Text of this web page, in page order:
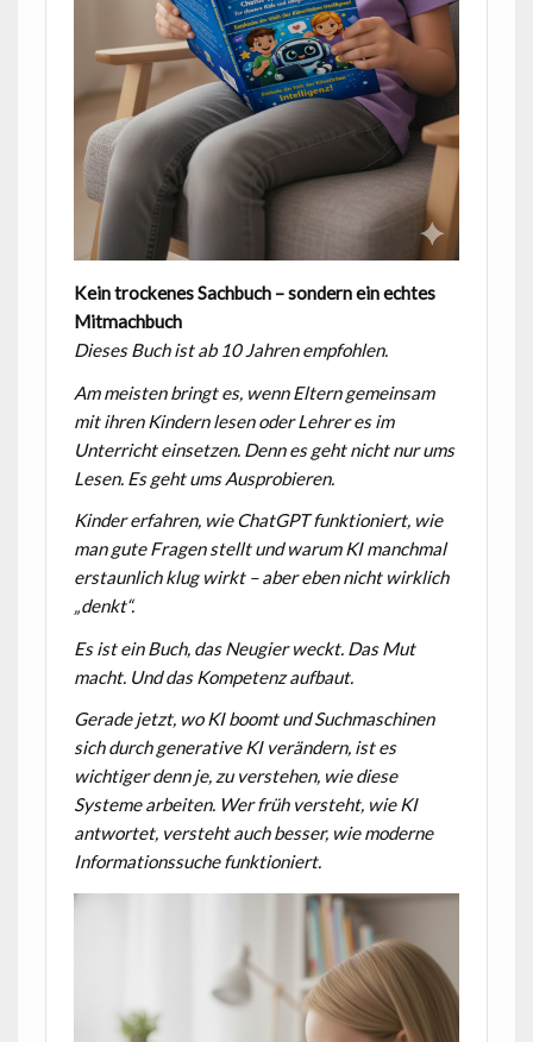
Kein trockenes Sachbuch – sondern ein echtes
Mitmachbuch
Dieses Buch ist ab 10 Jahren empfohlen.
Am meisten bringt es, wenn Eltern gemeinsam
mit ihren Kindern lesen oder Lehrer es im
Unterricht einsetzen. Denn es geht nicht nur ums
Lesen. Es geht ums Ausprobieren.
Kinder erfahren, wie ChatGPT funktioniert, wie
man gute Fragen stellt und warum KI manchmal
erstaunlich klug wirkt – aber eben nicht wirklich
„denkt“.
Es ist ein Buch, das Neugier weckt. Das Mut
macht. Und das Kompetenz aufbaut.
Gerade jetzt, wo KI boomt und Suchmaschinen
sich durch generative KI verändern, ist es
wichtiger denn je, zu verstehen, wie diese
Systeme arbeiten. Wer früh versteht, wie KI
antwortet, versteht auch besser, wie moderne
Informationssuche funktioniert.